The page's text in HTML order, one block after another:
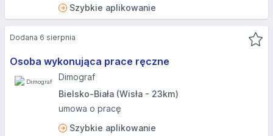
Szybkie aplikowanie
Osoba wykonująca prace ręczne
Dimograf
Bielsko-Biała (Wisła - 23km)
umowa o pracę
Szybkie aplikowanie
Dodana 6 sierpnia